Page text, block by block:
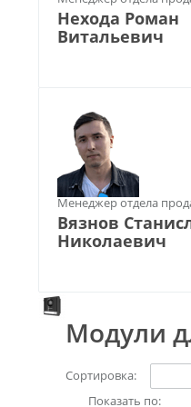
Нехода Роман
Витальевич
Менеджер отдела
Вязнов
Николаевич
Модули
Сортировка:
Показать по: